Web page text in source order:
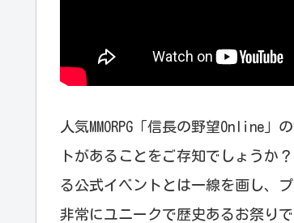
人気MMORPG「信長の野望Online
トがあることをご存知でしょうか
る公式イベントとは一線を画し、
非常にユニークで歴史あるお祭り